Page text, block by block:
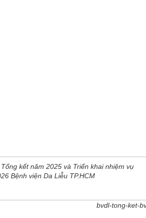
kết năm 2025 và Triển khai nhiệm vụ
Bệnh viện Da Liễu TP.HCM